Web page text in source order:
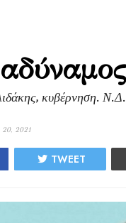
κυβέρνηση.
20, 2021
TWEET